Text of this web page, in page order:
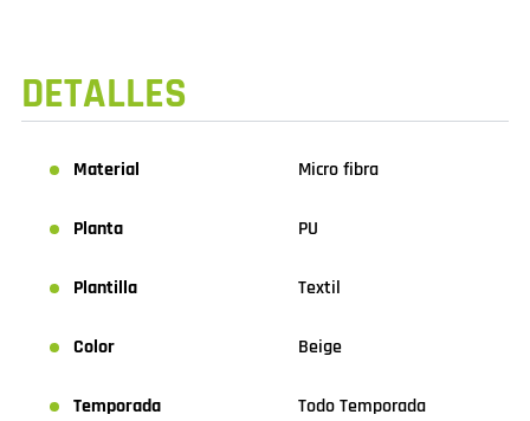
DETALLES
Material Micro fibra
Planta PU
Plantilla Textil
Color Beige
Temporada Todo Temporada